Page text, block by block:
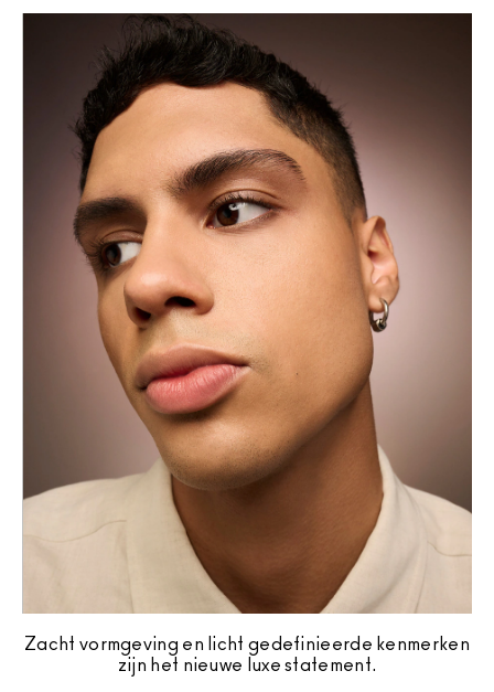
Zacht vormgeving en licht gedefinieerde kenmerken
zijn het nieuwe luxe statement.